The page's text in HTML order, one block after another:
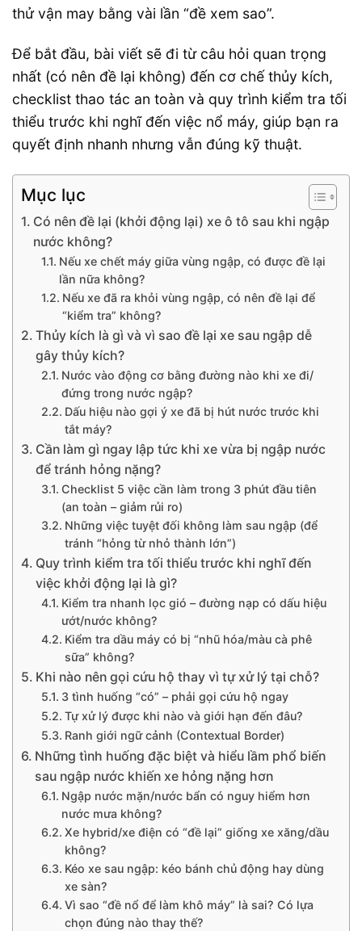
thử vận may bằng vài lần “đề xem sao”.
Để bắt đầu, bài viết sẽ đi từ câu hỏi quan trọng
nhất (có nên đề lại không) đến cơ chế thủy kích,
checklist thao tác an toàn và quy trình kiểm tra tối
thiểu trước khi nghĩ đến việc nổ máy, giúp bạn ra
quyết định nhanh nhưng vẫn đúng kỹ thuật.
Mục lục
Có nên đề lại (khởi động lại) xe ô tô sau khi ngập
nước không?
Nếu xe chết máy giữa vùng ngập, có được đề lại
lần nữa không?
Nếu xe đã ra khỏi vùng ngập, có nên đề lại để
“kiểm tra” không?
Thủy kích là gì và vì sao đề lại xe sau ngập dễ
gây thủy kích?
Nước vào động cơ bằng đường nào khi xe đi/
đứng trong nước ngập?
Dấu hiệu nào gợi ý xe đã bị hút nước trước khi
tắt máy?
Cần làm gì ngay lập tức khi xe vừa bị ngập nước
để tránh hỏng nặng?
Checklist 5 việc cần làm trong 3 phút đầu tiên
(an toàn – giảm rủi ro)
Những việc tuyệt đối không làm sau ngập (để
tránh “hỏng từ nhỏ thành lớn”)
Quy trình kiểm tra tối thiểu trước khi nghĩ đến
việc khởi động lại là gì?
Kiểm tra nhanh lọc gió – đường nạp có dấu hiệu
ướt/nước không?
Kiểm tra dầu máy có bị “nhũ hóa/màu cà phê
sữa” không?
Khi nào nên gọi cứu hộ thay vì tự xử lý tại chỗ?
3 tình huống “có” – phải gọi cứu hộ ngay
Tự xử lý được khi nào và giới hạn đến đâu?
Ranh giới ngữ cảnh (Contextual Border)
Những tình huống đặc biệt và hiểu lầm phổ biến
sau ngập nước khiến xe hỏng nặng hơn
Ngập nước mặn/nước bẩn có nguy hiểm hơn
nước mưa không?
Xe hybrid/xe điện có “đề lại” giống xe xăng/dầu
không?
Kéo xe sau ngập: kéo bánh chủ động hay dùng
xe sàn?
Vì sao “đề nổ để làm khô máy” là sai? Có lựa
chọn đúng nào thay thế?